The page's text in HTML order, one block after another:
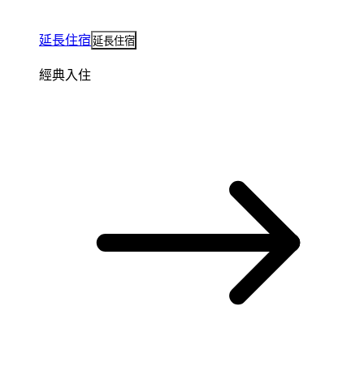
延長住宿 延長住宿
經典入住